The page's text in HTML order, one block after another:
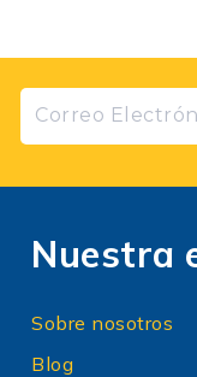
Nuestra
Sobre nosotros
Blog